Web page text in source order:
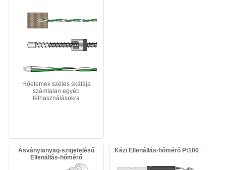
Hőelemek széles skálája
számtalan egyéb
felhasználásokra
Ásványianyag-szigetelésű
Ellenállás-hőmérő
Kézi Ellenállás-hőmérő Pt100